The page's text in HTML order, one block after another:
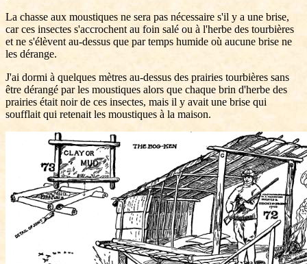
La chasse aux moustiques ne sera pas nécessaire s'il y a une brise,
car ces insectes s'accrochent au foin salé ou à l'herbe des tourbières
et ne s'élèvent au-dessus que par temps humide où aucune brise ne
les dérange.
J'ai dormi à quelques mètres au-dessus des prairies tourbières sans
être dérangé par les moustiques alors que chaque brin d'herbe des
prairies était noir de ces insectes, mais il y avait une brise qui
soufflait qui retenait les moustiques à la maison.